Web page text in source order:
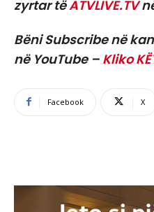
zyrtar tëATVLIVE.TV
Bëni Subscribe në
në YouTube – Kliko
Facebook X